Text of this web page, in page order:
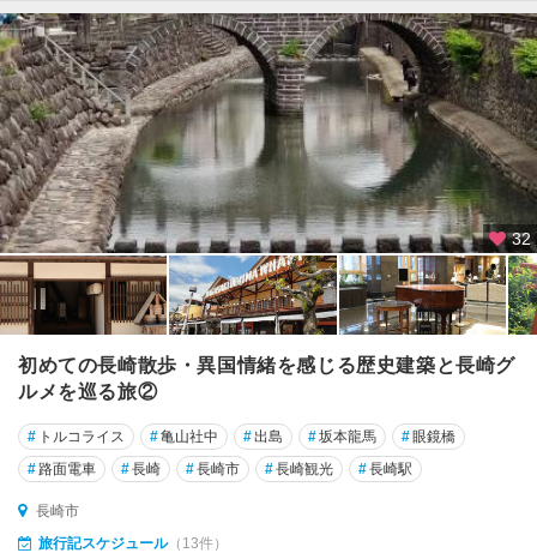
32
初めての長崎散歩・異国情緒を感じる歴史建築と長崎グ
ルメを巡る旅②
# トルコライス #亀山社中 #出島 #坂本龍馬 #眼鏡橋
#路面電車 #長崎 #長崎市 #長崎観光 #長崎駅
長崎市
旅行記スケジュール（13件）